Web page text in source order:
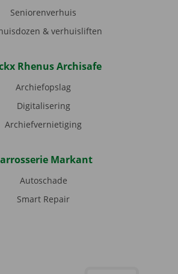
Seniorenverhuis
& verhuisliften
Rhenus Archisafe
Archiefopslag
Digitalisering
Archiefvernietiging
Markant
Autoschade
Smart Repair